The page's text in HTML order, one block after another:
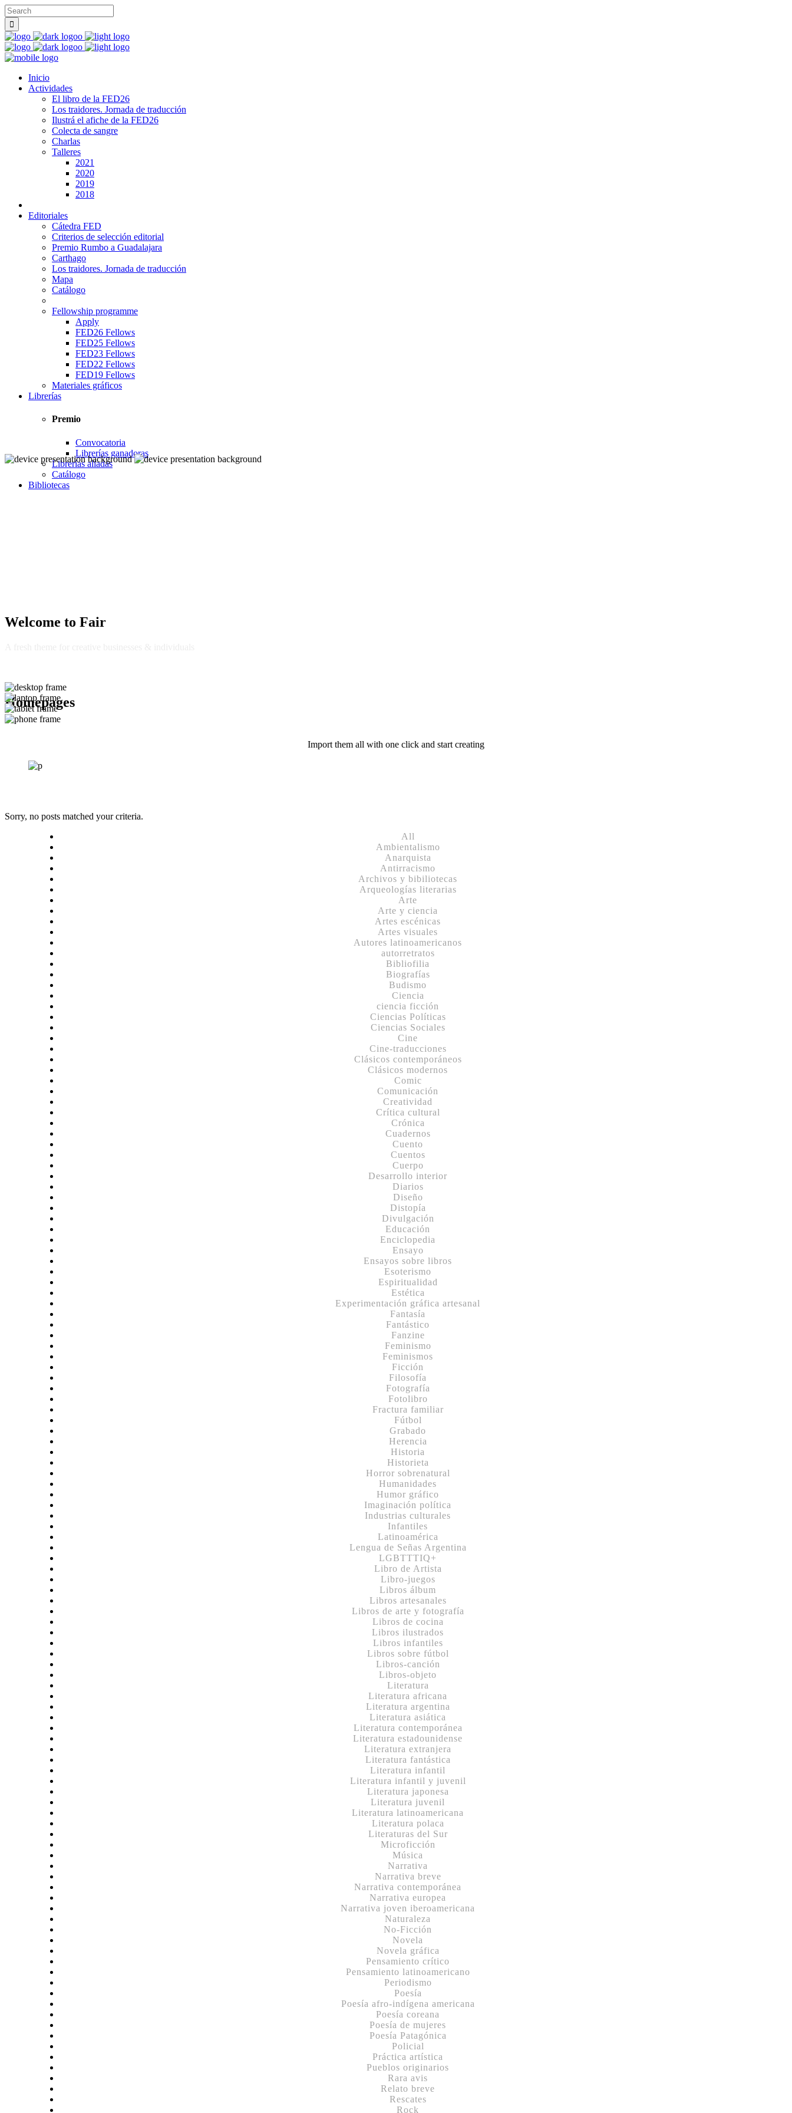
Inicio
Actividades
El libro de la FED26
Los traidores. Jornada de traducción
Ilustrá el afiche de la FED26
Colecta de sangre
Charlas
Talleres
2021
2020
2019
2018
Editoriales
Cátedra FED
Criterios de selección editorial
Premio Rumbo a Guadalajara
Carthago
Los traidores. Jornada de traducción
Mapa
Catálogo
Fellowship programme
Apply
FED26 Fellows
FED25 Fellows
FED23 Fellows
FED22 Fellows
FED19 Fellows
Materiales gráficos
Librerías
Premio
Convocatoria
Librerías ganadoras
Librerías aliadas
Catálogo
Bibliotecas
Welcome to Fair
Homepages
Import them all with one click and start creating
Sorry, no posts matched your criteria.
All
Ambientalismo
Anarquista
Antirracismo
Archivos y bibiliotecas
Arqueologías literarias
Arte
Arte y ciencia
Artes escénicas
Artes visuales
Autores latinoamericanos
autorretratos
Bibliofilia
Biografías
Budismo
Ciencia
ciencia ficción
Ciencias Políticas
Ciencias Sociales
Cine
Cine-traducciones
Clásicos contemporáneos
Clásicos modernos
Comic
Comunicación
Creatividad
Crítica cultural
Crónica
Cuadernos
Cuento
Cuentos
Cuerpo
Desarrollo interior
Diarios
Diseño
Distopía
Divulgación
Educación
Enciclopedia
Ensayo
Ensayos sobre libros
Esoterismo
Espiritualidad
Estética
Experimentación gráfica artesanal
Fantasía
Fantástico
Fanzine
Feminismo
Feminismos
Ficción
Filosofía
Fotografía
Fotolibro
Fractura familiar
Fútbol
Grabado
Herencia
Historia
Historieta
Horror sobrenatural
Humanidades
Humor gráfico
Imaginación política
Industrias culturales
Infantiles
Latinoamérica
Lengua de Señas Argentina
LGBTTTIQ+
Libro de Artista
Libro-juegos
Libros álbum
Libros artesanales
Libros de arte y fotografía
Libros de cocina
Libros ilustrados
Libros infantiles
Libros sobre fútbol
Libros-canción
Libros-objeto
Literatura
Literatura africana
Literatura argentina
Literatura asiática
Literatura contemporánea
Literatura estadounidense
Literatura extranjera
Literatura fantástica
Literatura infantil
Literatura infantil y juvenil
Literatura japonesa
Literatura juvenil
Literatura latinoamericana
Literatura polaca
Literaturas del Sur
Microficción
Música
Narrativa
Narrativa breve
Narrativa contemporánea
Narrativa europea
Narrativa joven iberoamericana
Naturaleza
No-Ficción
Novela
Novela gráfica
Pensamiento crítico
Pensamiento latinoamericano
Periodismo
Poesía
Poesía afro-indígena americana
Poesía coreana
Poesía de mujeres
Poesía Patagónica
Policial
Práctica artística
Pueblos originarios
Rara avis
Relato breve
Rescates
Rock